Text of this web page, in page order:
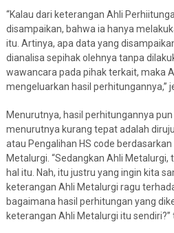
“Kalau dari keterangan Ahli
disampaikan, bahwa ia hanya
itu. Artinya, apa data yang
dianalisa sepihak olehnya tanpa
wawancara pada pihak terkait, maka
mengeluarkan hasil perhitungannya,”
Menurutnya, hasil perhitungannya
menurutnya kurang tepat adalah
atau Pengalihan HS code
Metalurgi. “Sedangkan Ahli
hal itu. Nah, itu justru yang ingin kita
keterangan Ahli Metalurgi ragu
bagaimana hasil perhitungan yang
keterangan Ahli Metalurgi itu sendiri?”